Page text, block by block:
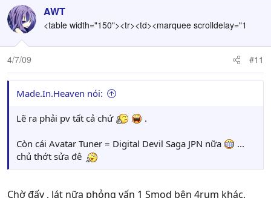
AWT
<table width="150"><tr><td><marquee scrolldelay="1
4/7/09 #11
Made.In.Heaven nói:
Lẽ ra phải pv tất cả chứ .
Còn cái Avatar Tuner = Digital Devil Saga JPN nữa
...
chủ thớt sửa đê
Chờ đấy , lát nữa phỏng vấn 1 Smod bên 4rum khác,